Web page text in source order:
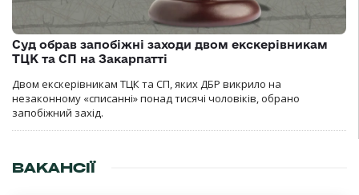
Суд обрав запобіжні заходи двом екскерівникам
ТЦК та СП на Закарпатті
Двом екскерівникам ТЦК та СП, яких ДБР викрило на
незаконному «списанні» понад тисячі чоловіків, обрано
запобіжний захід.
ВАКАНСІЇ